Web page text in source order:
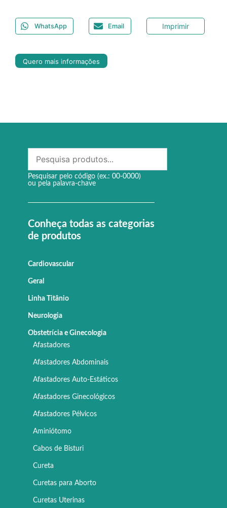
WhatsApp Email Imprimir
Quero mais informações
Pesquisar pelo código (ex.: 00-0000)
ou pela palavra-chave
Conheça todas as categorias
de produtos
Cardiovascular
Geral
Linha Titânio
Neurologia
Obstetrícia e Ginecologia
Afastadores
Afastadores Abdominais
Afastadores Auto-Estáticos
Afastadores Ginecológicos
Afastadores Pélvicos
Aminiótomo
Cabos de Bisturi
Cureta
Curetas para Aborto
Curetas Uterinas